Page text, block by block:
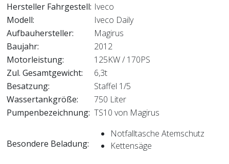
Hersteller Fahrgestell: Iveco
Modell:
Iveco Daily
Aufbauhersteller:
Magirus
Baujahr:
2012
Motorleistung:
125KW / 170PS
Zul. Gesamtgewicht:
6,3t
Besatzung:
Staffel 1/5
Wassertankgröße:
750 Liter
Pumpenbezeichnung: TS10 von Magirus
Besondere Beladung:
Notfalltasche Atemschutz
Kettensäge